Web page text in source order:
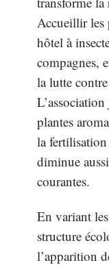
Accueillir les
hôtel à
compagnes,
la lutte
plantes
la
diminue
courantes.
En variant
structure
l’apparition